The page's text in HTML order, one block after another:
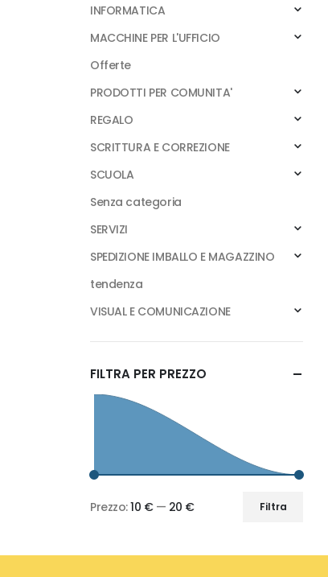
INFORMATICA
MACCHINE PER L'UFFICIO
Offerte
PRODOTTI PER COMUNITA'
REGALO
SCRITTURA E CORREZIONE
SCUOLA
Senza categoria
SERVIZI
SPEDIZIONE IMBALLO E MAGAZZINO
tendenza
VISUAL E COMUNICAZIONE
FILTRA PER PREZZO
Filtra
Prezzo:10 €— 20 €